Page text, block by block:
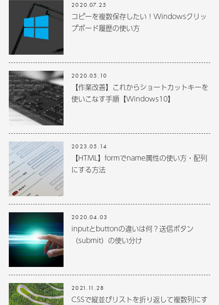
2020.07.25
コピーを複数保存したい！Windowsクリッ
プボード履歴の使い方
2020.05.10
【作業改善】これからショートカットキーを
使いこなす手順【Windows10】
2023.05.14
【HTML】formでname属性の使い方・配列
にする方法
2020.04.03
inputとbuttonの違いは何？送信ボタン
（submit）の使い分け
2021.11.28
CSSで縦並びリストを折り返して複数列にす